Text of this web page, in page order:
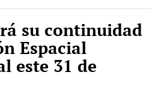
su continuidad
Espacial
este 31 de